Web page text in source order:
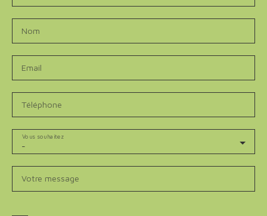
Nom
Email
Téléphone
-
Vous souhaitez
Votre message